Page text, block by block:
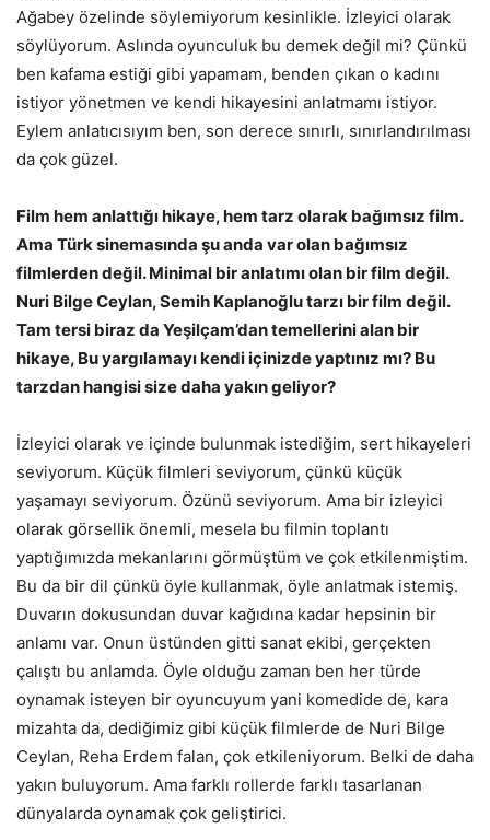
Ağabey özelinde söylemiyorum kesinlikle. İzleyici olarak
söylüyorum. Aslında oyunculuk bu demek değil mi? Çünkü
ben kafama estiği gibi yapamam, benden çıkan o kadını
istiyor yönetmen ve kendi hikayesini anlatmamı istiyor.
Eylem anlatıcısıyım ben, son derece sınırlı, sınırlandırılması
da çok güzel.
Film hem anlattığı hikaye, hem tarz olarak bağımsız film.
Ama Türk sinemasında şu anda var olan bağımsız
filmlerden değil. Minimal bir anlatımı olan bir film değil.
Nuri Bilge Ceylan, Semih Kaplanoğlu tarzı bir film değil.
Tam tersi biraz da Yeşilçam’dan temellerini alan bir
hikaye, Bu yargılamayı kendi içinizde yaptınız mı? Bu
tarzdan hangisi size daha yakın geliyor?
İzleyici olarak ve içinde bulunmak istediğim, sert hikayeleri
seviyorum. Küçük filmleri seviyorum, çünkü küçük
yaşamayı seviyorum. Özünü seviyorum. Ama bir izleyici
olarak görsellik önemli, mesela bu filmin toplantı
yaptığımızda mekanlarını görmüştüm ve çok etkilenmiştim.
Bu da bir dil çünkü öyle kullanmak, öyle anlatmak istemiş.
Duvarın dokusundan duvar kağıdına kadar hepsinin bir
anlamı var. Onun üstünden gitti sanat ekibi, gerçekten
çalıştı bu anlamda. Öyle olduğu zaman ben her türde
oynamak isteyen bir oyuncuyum yani komedide de, kara
mizahta da, dediğimiz gibi küçük filmlerde de Nuri Bilge
Ceylan, Reha Erdem falan, çok etkileniyorum. Belki de daha
yakın buluyorum. Ama farklı rollerde farklı tasarlanan
dünyalarda oynamak çok geliştirici.